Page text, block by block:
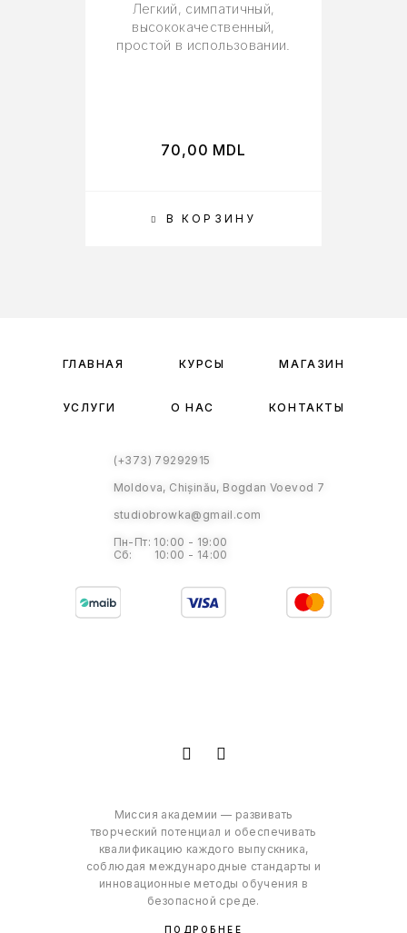
В КОРЗИНУ
Легкий, симпатичный,
высококачественный,
простой в использовании.
70,00 MDL
ГЛАВНАЯ КУРСЫ МАГАЗИН
УСЛУГИ О НАС КОНТАКТЫ
(+373) 79292915
Moldova, Chișinău, Bogdan Voevod 7
studiobrowka@gmail.com
Пн-Пт: 10:00 - 19:00
Сб: 10:00 - 14:00
Миссия академии — развивать
творческий потенциал и обеспечивать
квалификацию каждого выпускника,
соблюдая международные стандарты и
инновационные методы обучения в
безопасной среде.
ПОДРОБНЕЕ